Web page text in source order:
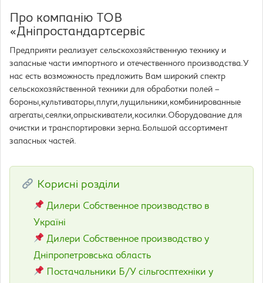
Про компанію ТОВ
«Дніпростандартсервіс
Предприяти реализует сельскохозяйственную технику и
запасные части импортного и отечественного производства.У
нас есть возможность предложить Вам широкий спектр
сельскохозяйственной техники для обработки полей –
бороны,культиваторы,плуги,лущильники,комбинированные
агрегаты,сеялки,опрыскиватели,косилки.Оборудование для
очистки и транспортировки зерна.Большой ассортимент
запасных частей.
Корисні розділи
Дилери Собственное производство в
Україні
Дилери Собственное производство у
Дніпропетровська область
Постачальники Б/У сільгосптехніки у